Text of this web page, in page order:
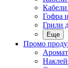
Гофра
Грили
Еще
Промо